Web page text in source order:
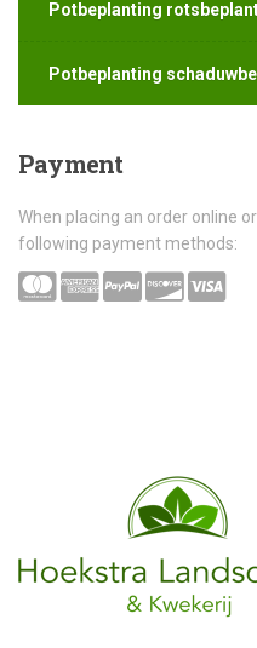
Potbeplanting
Potbeplanting
Payment
When placing an order online
following payment methods: